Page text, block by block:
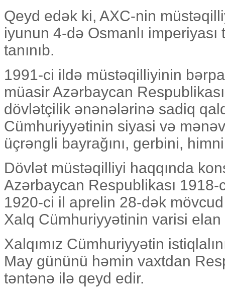
Qeyd edək ki, AXC-nin
iyunun 4-də Osmanlı
tanınıb.
1991-ci ildə müstəqilliyinin
müasir Azərbaycan
dövlətçilik ənənələrinə sadiq
Cümhuriyyətinin siyasi və
üçrəngli bayrağını, gerbini,
Dövlət müstəqilliyi haqqında
Azərbaycan Respublikası 1918-
1920-ci il aprelin 28-dək
Xalq Cümhuriyyətinin varisi
Xalqımız Cümhuriyyətin
May gününü həmin vaxtdan
təntənə ilə qeyd edir.